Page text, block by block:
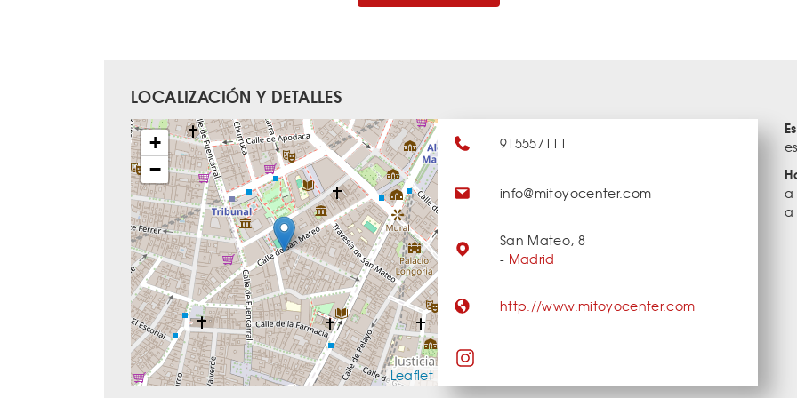
LOCALIZACIÓN Y DETALLES
+
−
Leaflet
915557111
info@mitoyocenter.com
San Mateo, 8
- Madrid
http://www.mitoyocenter.com
a
a